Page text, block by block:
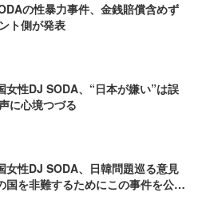
の性暴力事件、金銭賠償含めず
ト側が発表
女性DJ SODA、“日本が嫌い”は誤
に心境つづる
女性DJ SODA、日韓問題巡る意見
国を非難するためにこの事件を公論